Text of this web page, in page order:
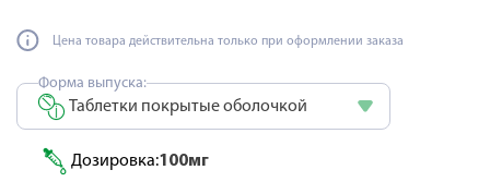
Цена товара действительна только при оформлении заказа
Форма выпуска:
Таблетки покрытые оболочкой
Дозировка:100мг